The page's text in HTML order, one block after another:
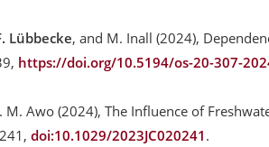
Lübbecke, and M. Inall (2024),
https://doi.org/10.5194/os-20-307-
M. Awo (2024), The Influence of
doi:10.1029/2023JC020241 .